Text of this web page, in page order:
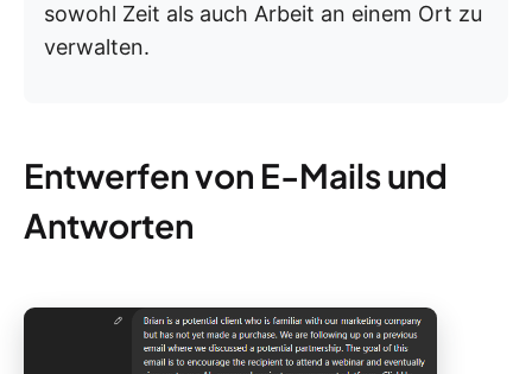
sowohl Zeit als auch Arbeit an einem Ort zu
verwalten.
Entwerfen von E-Mails und
Antworten